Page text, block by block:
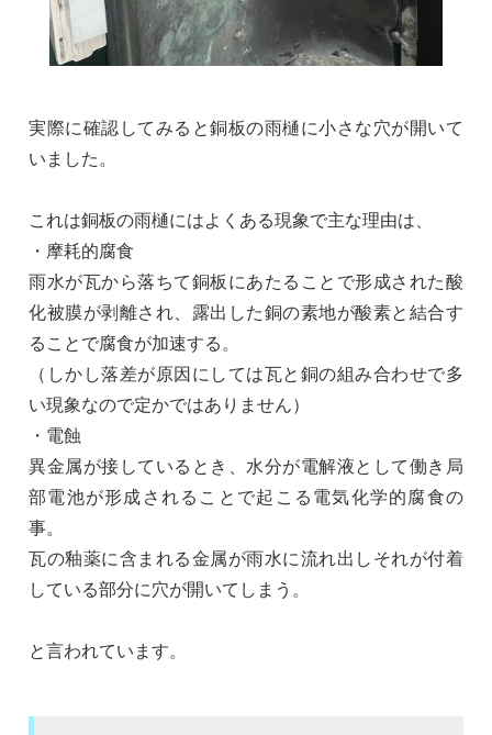
実際に確認してみると銅板の雨樋に小さな穴が開いて
いました。
これは銅板の雨樋にはよくある現象で主な理由は、
・摩耗的腐食
雨水が瓦から落ちて銅板にあたることで形成された酸
化被膜が剥離され、露出した銅の素地が酸素と結合す
ることで腐食が加速する。
（しかし落差が原因にしては瓦と銅の組み合わせで多
い現象なので定かではありません）
・電蝕
異金属が接しているとき、水分が電解液として働き局
部電池が形成されることで起こる電気化学的腐食の
事。
瓦の釉薬に含まれる金属が雨水に流れ出しそれが付着
している部分に穴が開いてしまう。
と言われています。